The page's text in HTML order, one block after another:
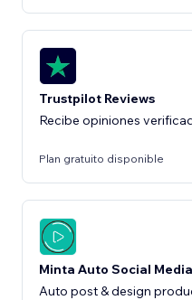
Trustpilot Reviews
Recibe opiniones
Plan gratuito disponible
Minta Auto Social
Auto post & design